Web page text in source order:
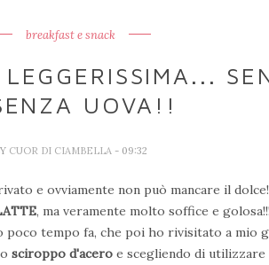
breakfast e snack
UOVA!!
CUOR DI CIAMBELLA - 09:32
e ovviamente non può mancare il
, ma veramente molto soffice e
tempo fa, che poi ho rivisitato a mio
sciroppo d'acero e scegliendo di